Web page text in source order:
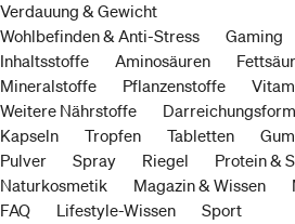
Verdauung & Gewicht
Wohlbefinden & Anti-Stress
Gaming
Inhaltsstoffe
Aminosäuren
Mineralstoffe
Pflanzenstoffe
Weitere Nährstoffe
Kapseln
Tropfen Tabletten
Pulver
Spray Riegel
Protein &
Naturkosmetik
Magazin & Wissen
FAQ
Lifestyle-Wissen
Sport